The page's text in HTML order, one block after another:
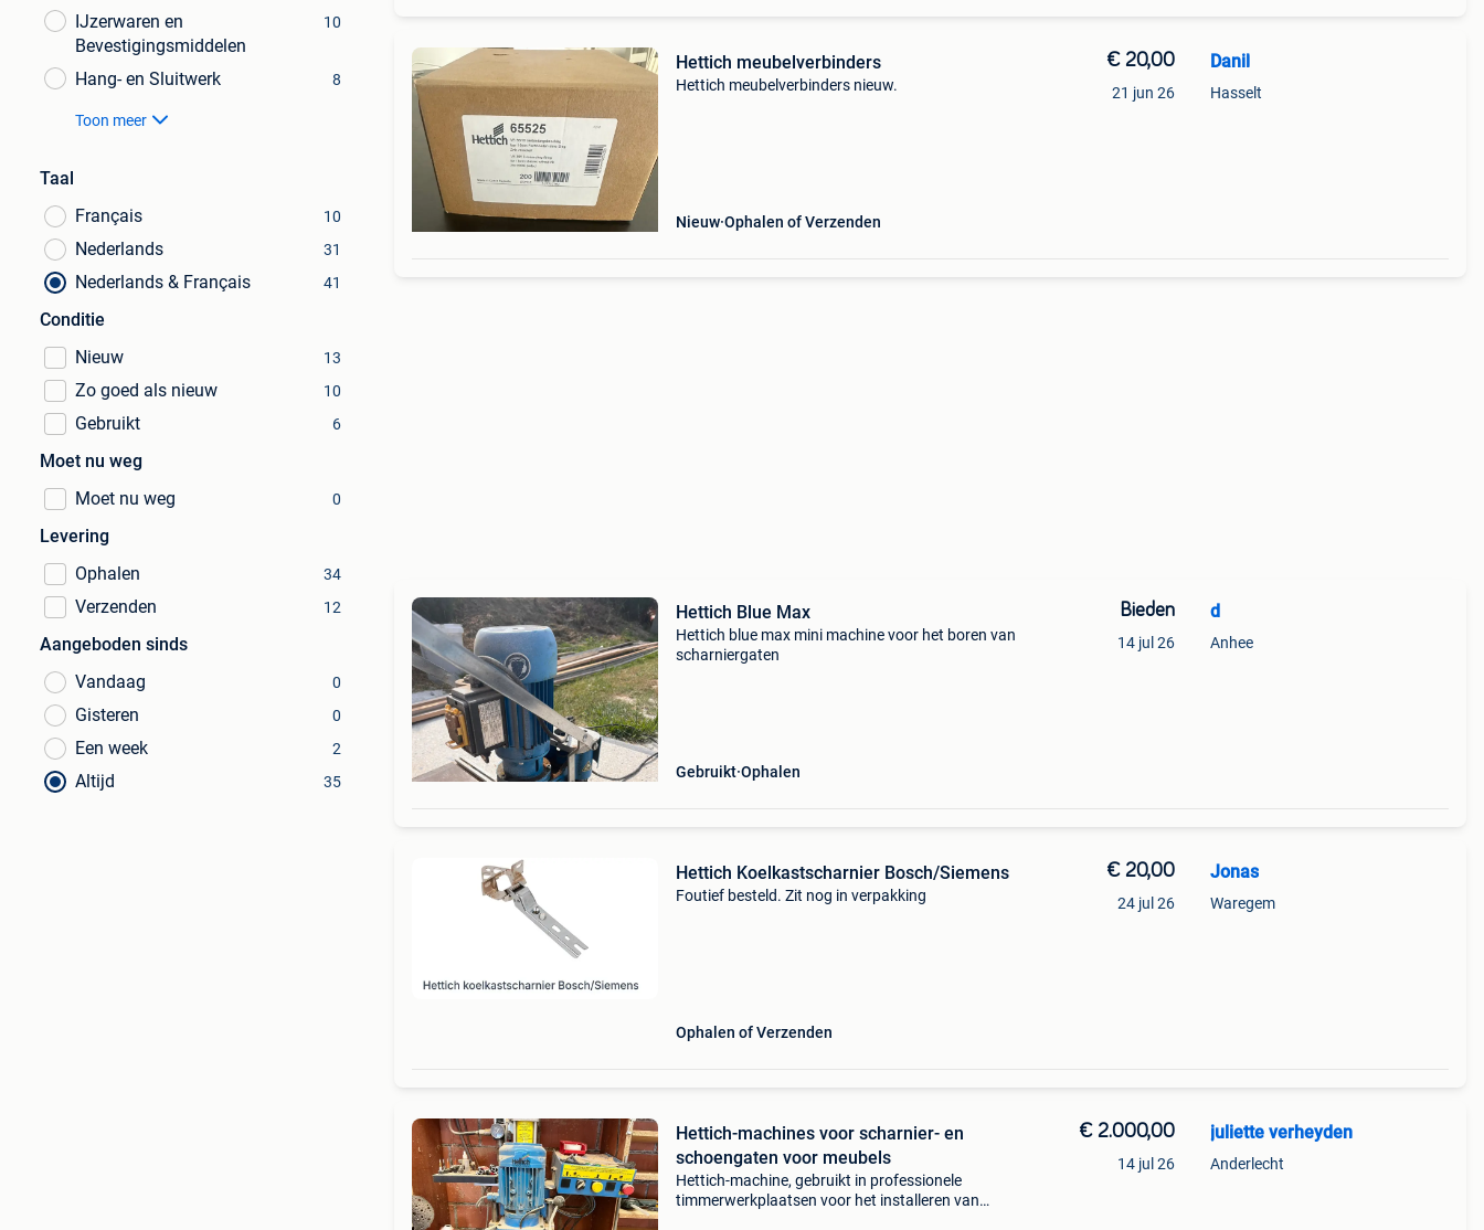
IJzerwaren en
Bevestigingsmiddelen
10
Hang- en Sluitwerk 8
Toon meer
Taal
Français
10
Nederlands 31
Nederlands & Français 41
Conditie
Nieuw
13
Zo goed als nieuw 10
Gebruikt 6
Moet nu weg
Moet nu weg
0
Levering
Ophalen
34
Verzenden 12
Aangeboden sinds
Vandaag
0
Gisteren 0
Een week 2
Altijd 35
Hettich meubelverbinders
Hettich meubelverbinders nieuw.
Nieuw Ophalen of Verzenden
€ 20,00
21 jun 26
Danil
Hasselt
Hettich Blue Max
Hettich blue max mini machine voor het boren van
scharniergaten
Gebruikt Ophalen
Bieden
14 jul 26
d
Anhee
Hettich Koelkastscharnier Bosch/Siemens
Foutief besteld. Zit nog in verpakking
Ophalen of Verzenden
€ 20,00
24 jul 26
Jonas
Waregem
Hettich-machines voor scharnier- en
schoengaten voor meubels
Hettich-machine, gebruikt in professionele
timmerwerkplaatsen voor het installeren van
€ 2.000,00
14 jul 26
juliette verheyden
Anderlecht